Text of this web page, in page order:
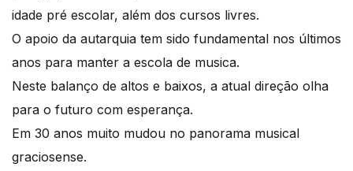
idade pré escolar, além dos cursos livres.
O apoio da autarquia tem sido fundamental nos últimos
anos para manter a escola de musica.
Neste balanço de altos e baixos, a atual direção olha
para o futuro com esperança.
Em 30 anos muito mudou no panorama musical
graciosense.